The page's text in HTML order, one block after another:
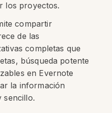
los proyectos.
compartir
de las
completas que
búsqueda potente
en Evernote
la información
sencillo.